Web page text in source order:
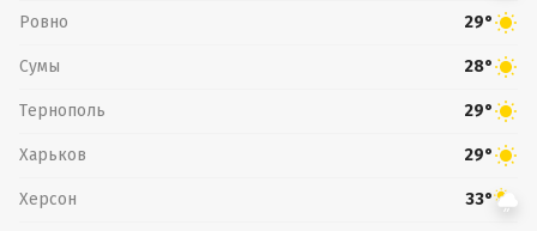
Ровно 29°
Сумы 28°
Тернополь 29°
Харьков 29°
Херсон 33°